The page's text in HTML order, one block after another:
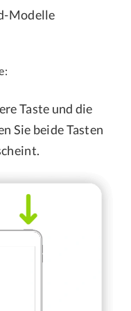
Modelle
Taste und die
Sie beide Tasten